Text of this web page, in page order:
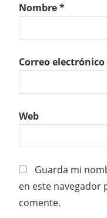
Nombre*
Correo electrónico
Web
Guarda mi
en este navegador
comente.